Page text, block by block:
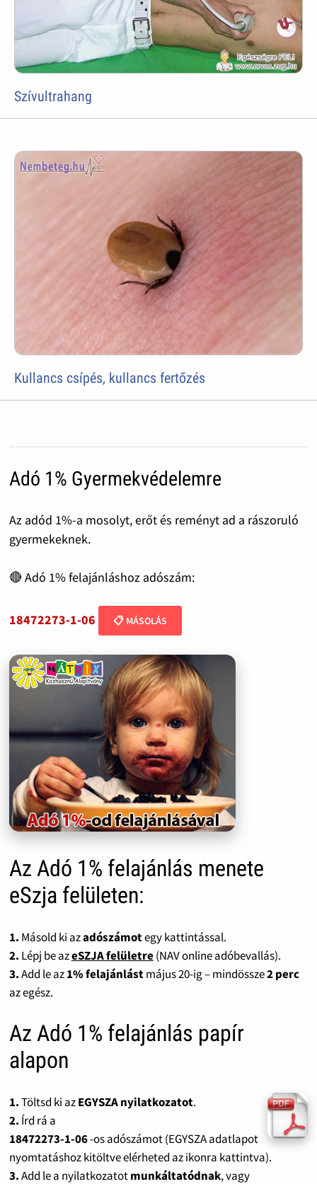
Szívultrahang
Kullancs csípés, kullancs fertőzés
Adó 1% Gyermekvédelemre
Az adód 1%-a mosolyt, erőt és reményt ad a rászoruló
gyermekeknek.
🔴 Adó 1% felajánláshoz adószám:
18472273-1-06 📋 MÁSOLÁS
Az Adó 1% felajánlás menete
eSzja felületen:
1. Másold ki azadószámotegy kattintással.
2. Lépj be azeSZJA felületre(NAV online adóbevallás).
3.Add le az1% felajánlástmájus 20-ig – mindössze2 perc
az egész.
Az Adó 1% felajánlás papír
alapon
1.Töltsd ki azEGYSZA nyilatkozatot.
2. Írd rá a
18472273-1-06-os adószámot (EGYSZA adatlapot
nyomtatáshoz kitöltve elérheted az ikonra kattintva).
3.Add le a nyilatkozatotmunkáltatódnak, vagy